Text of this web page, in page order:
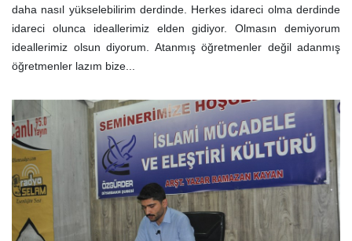
daha nasıl yükselebilirim derdinde. Herkes idareci olma derdinde
idareci olunca ideallerimiz elden gidiyor. Olmasın demiyorum
ideallerimiz olsun diyorum. Atanmış öğretmenler değil adanmış
öğretmenler lazım bize...